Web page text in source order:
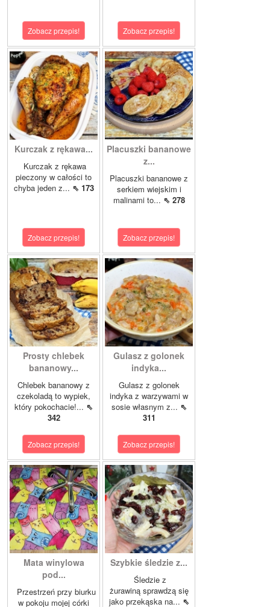
Zobacz przepis! Zobacz przepis!
Kurczak z rękawa...
Kurczak z rękawa
pieczony w całości to
chyba jeden z... ⇖ 173
Zobacz przepis!
Placuszki bananowe
z...
Placuszki bananowe z
serkiem wiejskim i
malinami to... ⇖ 278
Zobacz przepis!
Prosty chlebek
bananowy...
Chlebek bananowy z
czekoladą to wypiek,
który pokochacie!... ⇖
342
Zobacz przepis!
Gulasz z golonek
indyka...
Gulasz z golonek
indyka z warzywami w
sosie własnym z... ⇖
311
Zobacz przepis!
Mata winylowa
pod...
Przestrzeń przy biurku
w pokoju mojej córki
Szybkie śledzie z...
Śledzie z
żurawiną sprawdzą się
jako przekąska na... ⇖